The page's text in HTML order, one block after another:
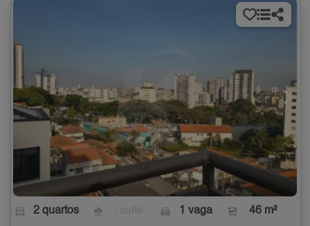
2 quartos 1 vaga 46 m²